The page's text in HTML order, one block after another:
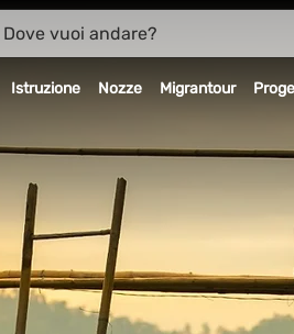
Istruzione Nozze Migrantour